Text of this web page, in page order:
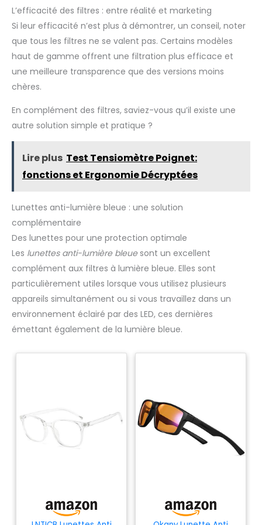
L’efficacité des filtres : entre réalité et marketing
Si leur efficacité n’est plus à démontrer, un conseil, noter
que tous les filtres ne se valent pas. Certains modèles
haut de gamme offrent une filtration plus efficace et
une meilleure transparence que des versions moins
chères.
En complément des filtres, saviez-vous qu’il existe une
autre solution simple et pratique ?
Lire plus Test Tensiomètre Poignet:
fonctions et Ergonomie Décryptées
Lunettes anti-lumière bleue : une solution
complémentaire
Des lunettes pour une protection optimale
Les lunettes anti-lumière bleuesont un excellent
complément aux filtres à lumière bleue. Elles sont
particulièrement utiles lorsque vous utilisez plusieurs
appareils simultanément ou si vous travaillez dans un
environnement éclairé par des LED, ces dernières
émettant également de la lumière bleue.